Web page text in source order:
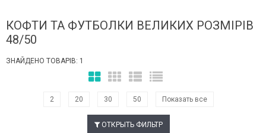
КОФТИ ТА ФУТБОЛКИ ВЕЛИКИХ РОЗМІРІВ
48/50
ЗНАЙДЕНО ТОВАРІВ: 1
2 20 30 50 Показать все
ОТКРЫТЬ ФИЛЬТР